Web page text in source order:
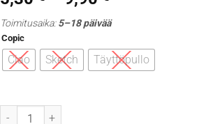
5,30 €
-
9,90 €
Toimitusaika:5–18 päivää
Copic
Ciao Sketch Täyttöpullo
Copic Y21 Buttercup yellow määrä